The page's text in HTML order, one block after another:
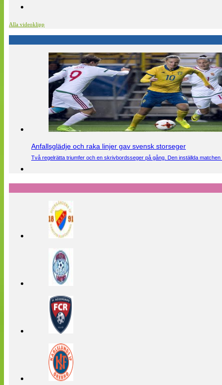
Alla videoklipp
Anfallsglädje och raka linjer gav svensk storseger
Två regelrätta triumfer och en skrivbordsseger på gång. Den inställda